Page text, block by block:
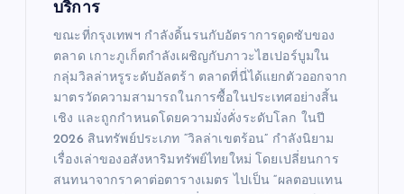
บริการ
ขณะที่กรุงเทพฯ กำลังดิ้นรนกับอัตราการดูดซับของ
ตลาด เกาะภูเก็ตกำลังเผชิญกับภาวะไฮเปอร์บูมใน
กลุ่มวิลล่าหรูระดับอัลตร้า ตลาดที่นี่ได้แยกตัวออกจาก
มาตรวัดความสามารถในการซื้อในประเทศอย่างสิ้น
เชิง และถูกกำหนดโดยความมั่งคั่งระดับโลก ในปี
2026 สินทรัพย์ประเภท “วิลล่าเขตร้อน” กำลังนิยาม
เรื่องเล่าของอสังหาริมทรัพย์ไทยใหม่ โดยเปลี่ยนการ
สนทนาจากราคาต่อตารางเมตร ไปเป็น “ผลตอบแทน